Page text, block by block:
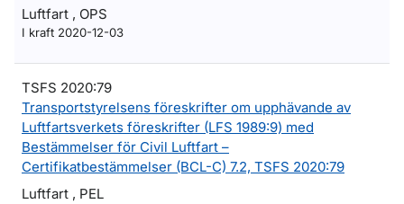
Luftfart , OPS
I kraft 2020-12-03
TSFS 2020:79
Transportstyrelsens föreskrifter om upphävande av
Luftfartsverkets föreskrifter (LFS 1989:9) med
Bestämmelser för Civil Luftfart –
Certifikatbestämmelser (BCL-C) 7.2, TSFS 2020:79
Luftfart , PEL